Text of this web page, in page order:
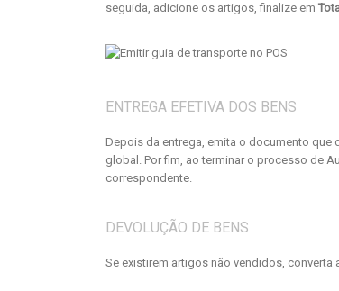
seguida, adicione os artigos, finalize em
ENTREGA EFETIVA DOS BENS
Depois da entrega, emita o documento que
global. Por fim, ao terminar o processo de
correspondente.
DEVOLUÇÃO DE BENS
Se existirem artigos não vendidos, converta